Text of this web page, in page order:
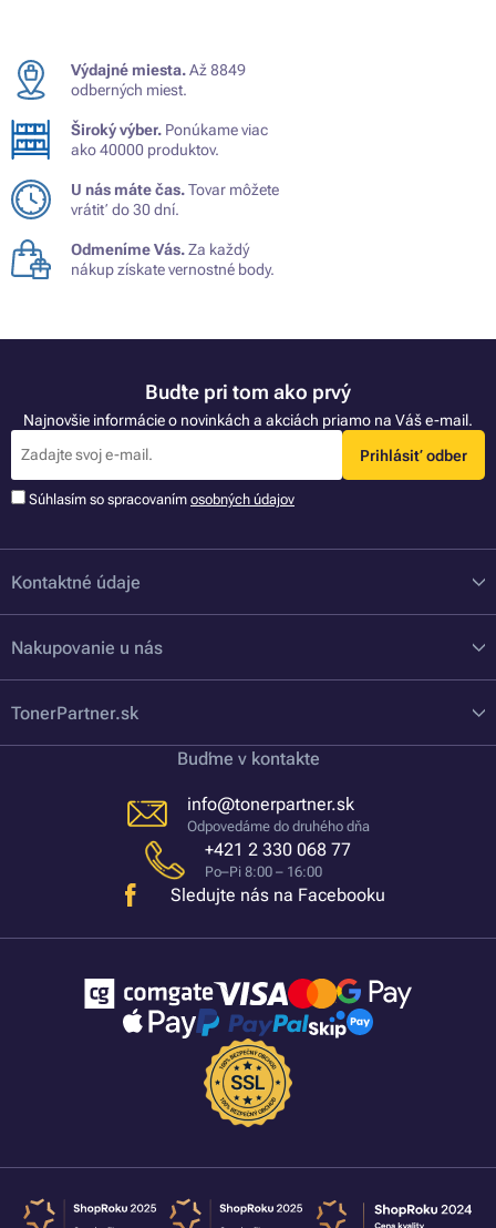
Výdajné miesta.Až 8849
odberných miest.
Široký výber. Ponúkame viac
ako 40000 produktov.
U nás máte čas.Tovar môžete
vrátiť do 30 dní.
Odmeníme Vás.Za každý
nákup získate vernostné body.
Buďte pri tom ako prvý
Najnovšie informácie o novinkách a akciách priamo na Váš e-mail.
Prihlásiť odber
Súhlasím so spracovaním osobných údajov
Kontaktné údaje
Nakupovanie u nás
TonerPartner.sk
Buďme v kontakte
info@tonerpartner.sk
Odpovedáme do druhého dňa
+421 2 330 068 77
Po–Pi 8:00 – 16:00
Sledujte nás na Facebooku